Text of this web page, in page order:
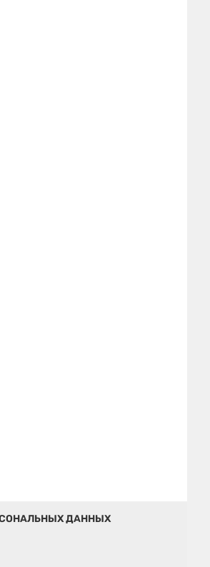
ДАННЫХ